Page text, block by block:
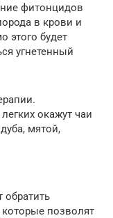
фитонцидов
в крови и
этого будет
угнетенный
окажут чаи
мятой,
обратить
позволят